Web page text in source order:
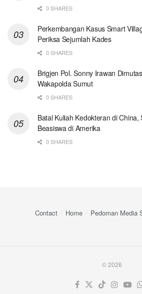
0 SHARES
Perkembangan Kasus Smart
Periksa Sejumlah Kades
0 SHARES
Brigjen Pol. Sonny Irawan
Wakapolda Sumut
0 SHARES
Batal Kuliah Kedokteran di
Beasiswa di Amerika
0 SHARES
Contact Home Pedoman Media
© 2026